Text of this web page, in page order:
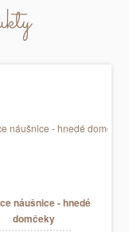
náušnice - hnedé
domčeky